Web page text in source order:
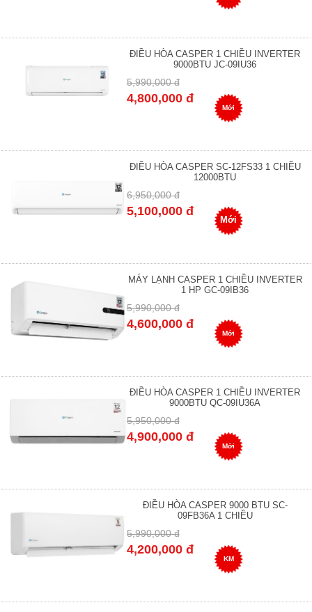
ĐIỀU HÒA CASPER 1 CHIỀU INVERTER
9000BTU JC-09IU36
5,990,000 đ
4,800,000 đ
Mới
ĐIỀU HÒA CASPER SC-12FS33 1 CHIỀU
12000BTU
6,950,000 đ
5,100,000 đ
Mới
MÁY LẠNH CASPER 1 CHIỀU INVERTER
1 HP GC-09IB36
5,990,000 đ
4,600,000 đ
Mới
ĐIỀU HÒA CASPER 1 CHIỀU INVERTER
9000BTU QC-09IU36A
5,950,000 đ
4,900,000 đ
Mới
ĐIỀU HÒA CASPER 9000 BTU SC-
09FB36A 1 CHIỀU
5,990,000 đ
4,200,000 đ
KM